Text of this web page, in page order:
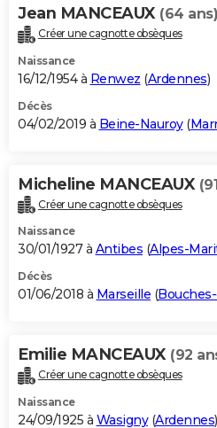
Jean MANCEAUX (64 ans)
Créer une cagnotte obsèques
Naissance
16/12/1954 à Renwez (Ardennes)
Décès
04/02/2019 à Beine-Nauroy(
Micheline MANCEAUX
Créer une cagnotte obsèques
Naissance
30/01/1927 à Antibes (Alpes-
Décès
01/06/2018 à Marseille (
Emilie MANCEAUX (92
Créer une cagnotte obsèques
Naissance
24/09/1925 à Wasigny(Ardennes)